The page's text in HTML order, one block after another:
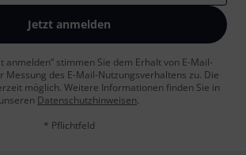
Jetzt anmelden
anmelden“ stimmen Sie dem Erhalt von E-Mail-
Messung des E-Mail-Nutzungsverhaltens zu. Die
möglich. Weitere Informationen finden Sie in
unseren Datenschutzhinweisen.
* Pflichtfeld